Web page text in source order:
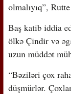
olmalıyıq”,
Baş katib iddia
ölkə Çindir və
uzun müddət
“Bəziləri çox
düşmürlər.